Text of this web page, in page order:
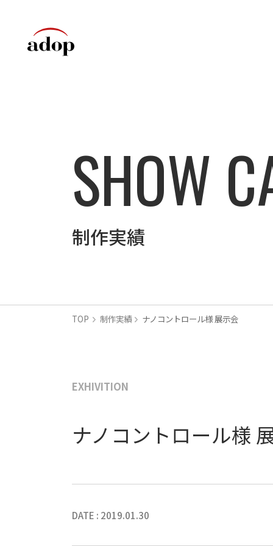
SHOW
制作実績
TOP 制作実績 ナノコントロール様 展示会
EXHIVITION
ナノコントロール様
DATE : 2019.01.30